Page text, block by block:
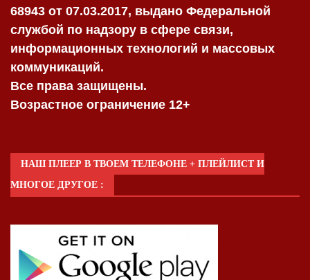
68943 от 07.03.2017, выдано Федеральной
службой по надзору в сфере связи,
информационных технологий и массовых
коммуникаций.
Все права защищены.
Возрастное ограничение 12+
НАШ ПЛЕЕР В ТВОЕМ ТЕЛЕФОНЕ + ПЛЕЙЛИСТ И
МНОГОЕ ДРУГОЕ :